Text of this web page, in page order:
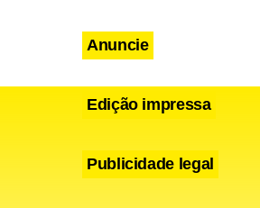
as
Anuncie
Edição impressa
Publicidade legal